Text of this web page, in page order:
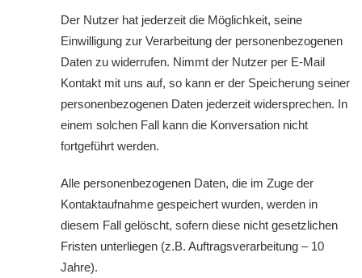
Der Nutzer hat jederzeit die Möglichkeit, seine
Einwilligung zur Verarbeitung der personenbezogenen
Daten zu widerrufen. Nimmt der Nutzer per E-Mail
Kontakt mit uns auf, so kann er der Speicherung seiner
personenbezogenen Daten jederzeit widersprechen. In
einem solchen Fall kann die Konversation nicht
fortgeführt werden.
Alle personenbezogenen Daten, die im Zuge der
Kontaktaufnahme gespeichert wurden, werden in
diesem Fall gelöscht, sofern diese nicht gesetzlichen
Fristen unterliegen (z.B. Auftragsverarbeitung – 10
Jahre).